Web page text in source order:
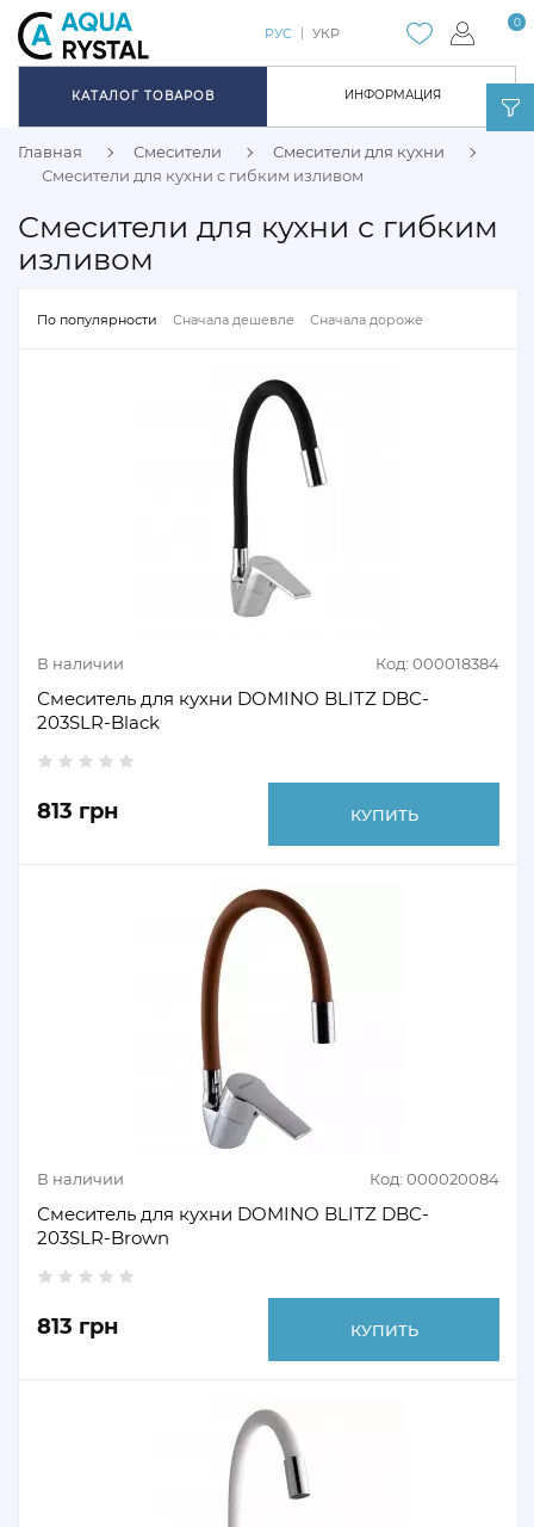
ИНФОРМАЦИЯ
0
РУС УКР
КАТАЛОГ ТОВАРОВ
Главная Смесители
Смесители для кухни
Смесители для кухни с гибким изливом
Смесители для кухни с гибким
изливом
По популярности Сначала дешевле Сначала дороже
В наличии Код: 000018384
Смеситель для кухни DOMINO BLITZ DBC-
203SLR-Black
813 грн КУПИТЬ
В наличии Код: 000020084
Смеситель для кухни DOMINO BLITZ DBC-
203SLR-Brown
813 грн КУПИТЬ